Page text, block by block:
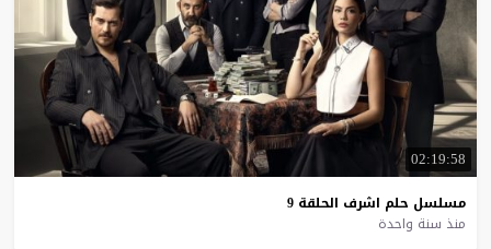
02:19:58
مسلسل حلم اشرف الحلقة 9
منذ سنة واحدة